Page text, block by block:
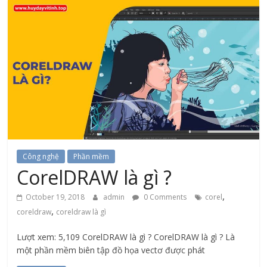
Công nghệ Phần mềm
CorelDRAW là gì ?
October 19, 2018 admin 0 Comments corel,
coreldraw, coreldraw là gì
Lượt xem: 5,109 CorelDRAW là gì ? CorelDRAW là gì ? Là
một phần mềm biên tập đồ họa vectơ được phát